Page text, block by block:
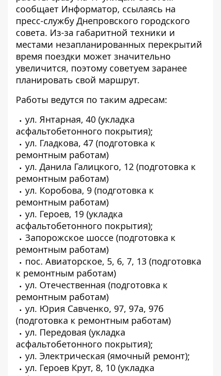
сообщает Информатор, ссылаясь на
пресс-службу Днепровского городского
совета. Из-за габаритной техники и
местами незапланированных перекрытий
время поездки может значительно
увеличится, поэтому советуем заранее
планировать свой маршрут.
Работы ведутся по таким адресам:
ул. Янтарная, 40 (укладка
асфальтобетонного покрытия);
ул. Гладкова, 47 (подготовка к
ремонтным работам)
ул. Данила Галицкого, 12 (подготовка к
ремонтным работам)
ул. Коробова, 9 (подготовка к
ремонтным работам)
ул. Героев, 19 (укладка
асфальтобетонного покрытия);
Запорожское шоссе (подготовка к
ремонтным работам)
пос. Авиаторское, 5, 6, 7, 13 (подготовка
к ремонтным работам)
ул. Отечественная (подготовка к
ремонтным работам)
ул. Юрия Савченко, 97, 97а, 97б
(подготовка к ремонтным работам)
ул. Передовая (укладка
асфальтобетонного покрытия);
ул. Электрическая (ямочный ремонт);
ул. Героев Крут, 8, 10 (укладка